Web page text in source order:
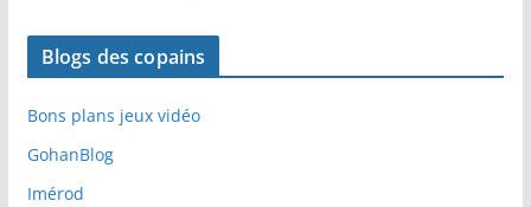
Blogs des copains
Bons plans jeux vidéo
GohanBlog
Imérod